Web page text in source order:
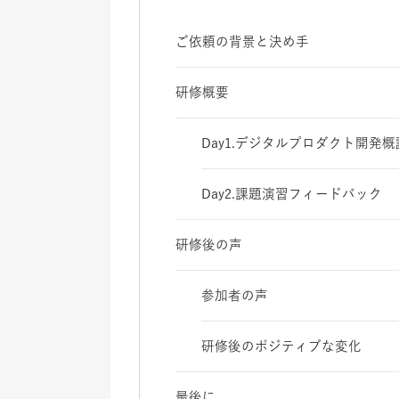
ご依頼の背景と決め手
研修概要
Day1.デジタルプロダクト開発概
Day2.課題演習フィードバック
研修後の声
参加者の声
研修後のポジティブな変化